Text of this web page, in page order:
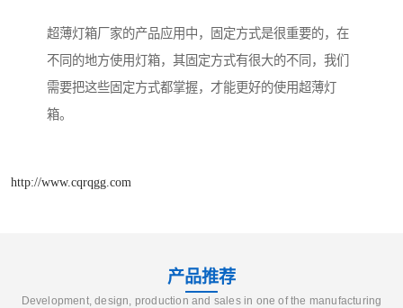
超薄灯箱厂家的产品应用中，固定方式是很重要的，在
不同的地方使用灯箱，其固定方式有很大的不同，我们
需要把这些固定方式都掌握，才能更好的使用超薄灯
箱。
http://www.cqrqgg.com
产品推荐
Development, design, production and sales in one of the manufacturing